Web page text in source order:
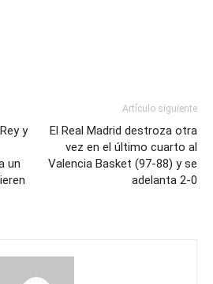
y
un
Artículo siguiente
El Real Madrid destroza otra
vez en el último cuarto al
Valencia Basket (97-88) y se
adelanta 2-0